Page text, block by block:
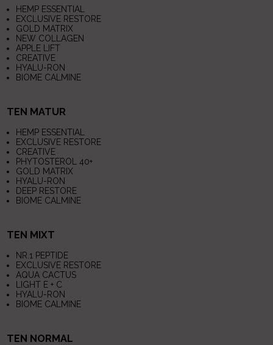
HEMP ESSENTIAL
EXCLUSIVE RESTORE
GOLD MATRIX
NEW COLLAGEN
APPLE LIFT
CREATIVE
HYALU-RON
BIOME CALMINE
TEN MATUR
HEMP ESSENTIAL
EXCLUSIVE RESTORE
CREATIVE
PHYTOSTEROL 40+
GOLD MATRIX
HYALU-RON
DEEP RESTORE
BIOME CALMINE
TEN MIXT
NR.1 PEPTIDE
EXCLUSIVE RESTORE
AQUA CACTUS
LIGHT E + C
HYALU-RON
BIOME CALMINE
TEN NORMAL